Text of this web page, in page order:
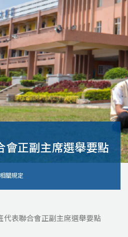
會正副主席選舉要點
相關規定
代表聯合會正副主席選舉要點